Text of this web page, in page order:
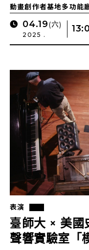
動畫創作者基地多功能
04.19(六)
2025 .
表演
臺師大 × 美國
聲響實驗室「